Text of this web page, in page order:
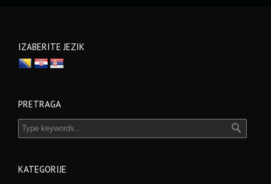
IZABERITE JEZIK
PRETRAGA
KATEGORIJE